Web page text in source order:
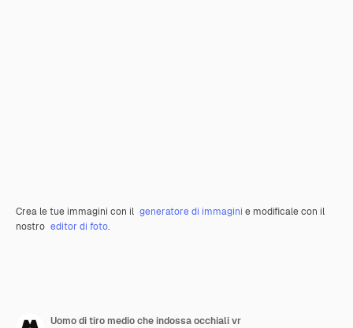
Crea le tue immagini con il generatore di immagini e modificale con il
nostro editor di foto.
Uomo di tiro medio che indossa occhiali vr